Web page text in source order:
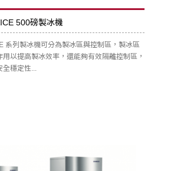
500磅製冰機
系列製冰機可分為製冰區與控制區，製冰區
以提高製冰效率，還能夠有效隔離控制區，
全穩定性...